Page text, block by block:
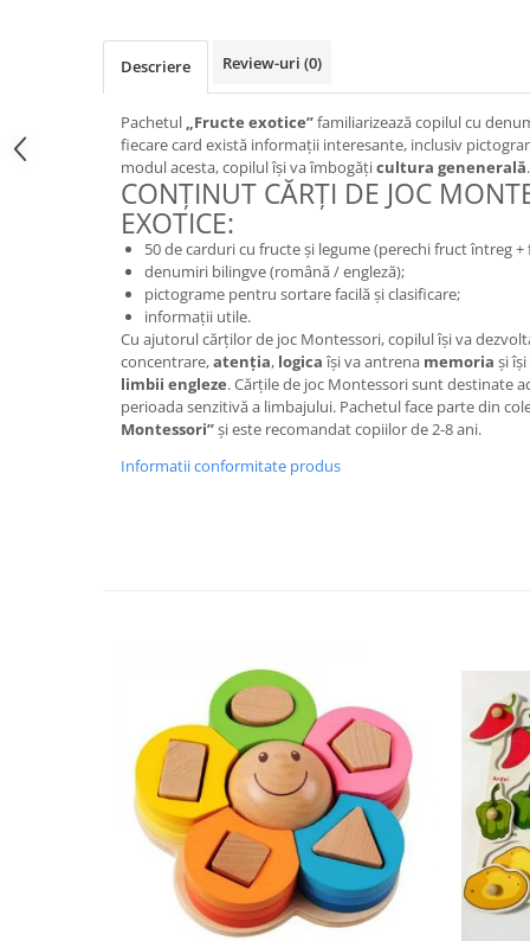
Descriere Review-uri (0)
Pachetul „Fructe exotice”familiarizează copilul cu
fiecare card există informații interesante, inclusiv
modul acesta, copilul își va îmbogățicultura genenerală.
CONȚINUT CĂRȚI DE JOC
EXOTICE:
50 de carduri cu fructe și legume (perechi fruct întreg
denumiri bilingve (română / engleză);
pictograme pentru sortare facilă și clasificare;
informații utile.
Cu ajutorul cărților de joc Montessori, copilul își va
concentrare,atenția, logicaîși va antrena memoria și
limbii engleze. Cărţile de joc Montessori sunt destinate
perioada senzitivă a limbajului. Pachetul face parte din
Montessori”și este recomandat copiilor de 2-8 ani.
Informatii conformitate produs